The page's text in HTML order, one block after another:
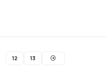
12 13